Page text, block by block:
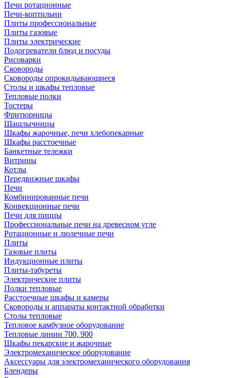
Печи ротационные
Печи-коптильни
Плиты профессиональные
Плиты газовые
Плиты электрические
Подогреватели блюд и посуды
Рисоварки
Сковороды
Сковороды опрокидывающиеся
Столы и шкафы тепловые
Тепловые полки
Тостеры
Фритюрницы
Шашлычницы
Шкафы жарочные, печи хлебопекарные
Шкафы расстоечные
Банкетные тележки
Витрины
Котлы
Передвижные шкафы
Печи
Комбинированные печи
Конвекционные печи
Печи для пиццы
Профессиональные печи на древесном угле
Ротационные и люлечные печи
Плиты
Газовые плиты
Индукционные плиты
Плиты-табуреты
Электрические плиты
Полки тепловые
Расстоечные шкафы и камеры
Сковороды и аппараты контактной обработки
Столы тепловые
Тепловое камбузное оборудование
Тепловые линии 700, 900
Шкафы пекарские и жарочные
Электромеханическое оборудование
Аксессуары для электромеханического оборудования
Блендеры